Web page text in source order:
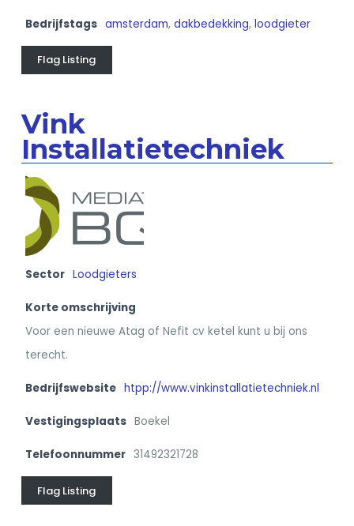
Bedrijfstags amsterdam, dakbedekking, loodgieter
Flag Listing
Vink
Installatietechniek
Sector Loodgieters
Korte omschrijving
Voor een nieuwe Atag of Nefit cv ketel kunt u bij ons
terecht.
Bedrijfswebsite htpp://www.vinkinstallatietechniek.nl
Vestigingsplaats Boekel
Telefoonnummer 31492321728
Flag Listing